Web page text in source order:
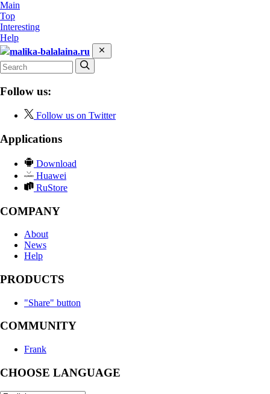
Main
Top
Interesting
Help
malika-balalaina.ru
Follow us:
Follow us on Twitter
Applications
Download
Huawei
RuStore
COMPANY
About
News
Help
PRODUCTS
"Share" button
COMMUNITY
Frank
CHOOSE LANGUAGE